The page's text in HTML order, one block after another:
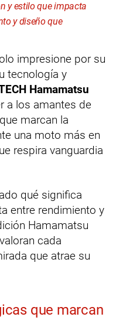
y estilo que impacta
y diseño que
impresione por su
tecnología y
Hamamatsu
a los amantes de
marcan la
una moto más en
respira vanguardia
qué significa
entre rendimiento y
Hamamatsu
cada
que atrae su
que marcan